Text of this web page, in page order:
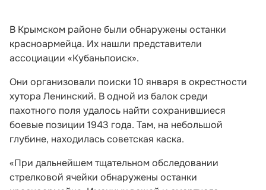
В Крымском районе были обнаружены останки
красноармейца. Их нашли представители
ассоциации «Кубаньпоиск».
Они организовали поиски 10 января в окрестности
хутора Ленинский. В одной из балок среди
пахотного поля удалось найти сохранившиеся
боевые позиции 1943 года. Там, на небольшой
глубине, находилась советская каска.
«При дальнейшем тщательном обследовании
стрелковой ячейки обнаружены останки